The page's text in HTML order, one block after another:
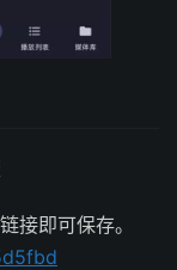
接即可保存。